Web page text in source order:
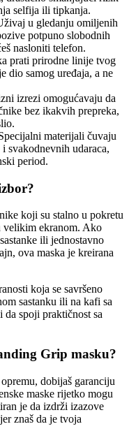
selfija ili tipkanja.
u gledanju omiljenih
potpuno slobodnih
nasloniti telefon.
prati prirodne linije tvog
dio samog uređaja, a ne
izrezi omogućavaju da
bez ikakvih prepreka,
materijali čuvaju
svakodnevnih udaraca,
period.
koji su stalno u pokretu
velikim ekranom. Ako
ili jednostavno
ova maska je kreirana
koja se savršeno
sastanku ili na kafi sa
da spoji praktičnost sa
Grip masku?
dobijaš garanciju
maske rijetko mogu
je da izdrži izazove
znaš da je tvoja